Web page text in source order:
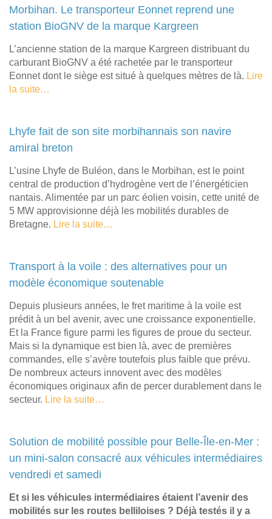
Morbihan. Le transporteur Eonnet reprend une
station BioGNV de la marque Kargreen
L’ancienne station de la marque Kargreen distribuant du
carburant BioGNV a été rachetée par le transporteur
Eonnet dont le siège est situé à quelques mètres de là. Lire
la suite…
Lhyfe fait de son site morbihannais son navire
amiral breton
L’usine Lhyfe de Buléon, dans le Morbihan, est le point
central de production d’hydrogène vert de l’énergéticien
nantais. Alimentée par un parc éolien voisin, cette unité de
5 MW approvisionne déjà les mobilités durables de
Bretagne. Lire la suite…
Transport à la voile : des alternatives pour un
modèle économique soutenable
Depuis plusieurs années, le fret maritime à la voile est
prédit à un bel avenir, avec une croissance exponentielle.
Et la France figure parmi les figures de proue du secteur.
Mais si la dynamique est bien là, avec de premières
commandes, elle s’avère toutefois plus faible que prévu.
De nombreux acteurs innovent avec des modèles
économiques originaux afin de percer durablement dans le
secteur. Lire la suite…
Solution de mobilité possible pour Belle-Île-en-Mer :
un mini-salon consacré aux véhicules intermédiaires
vendredi et samedi
Et si les véhicules intermédiaires étaient l’avenir des
mobilités sur les routes belliloises ? Déjà testés il y a